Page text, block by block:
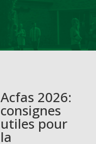
Acfas 2026:
consignes
utiles pour
la